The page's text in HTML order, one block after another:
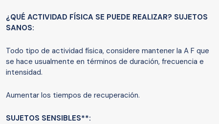
¿QUÉ ACTIVIDAD FÍSICA SE PUEDE REALIZAR? SUJETOS
SANOS:
Todo tipo de actividad física, considere mantener la A F que
se hace usualmente en términos de duración, frecuencia e
intensidad.
Aumentar los tiempos de recuperación.
SUJETOS SENSIBLES**: